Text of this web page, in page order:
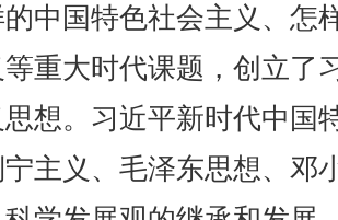
中国特色社会主义、怎
重大时代课题，创立了
想。习近平新时代中国
主义、毛泽东思想、邓